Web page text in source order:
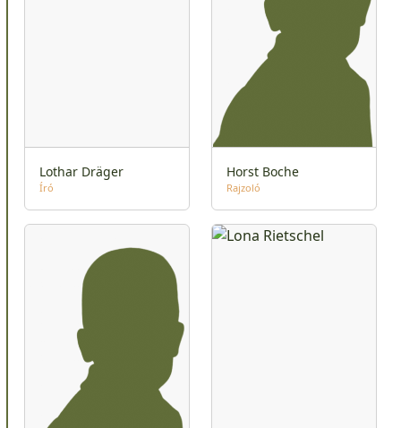
Lothar Dräger
Író
Horst Boche
Rajzoló